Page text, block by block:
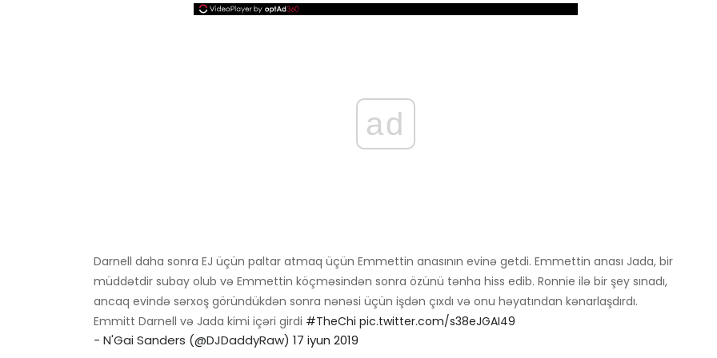
ad
Darnell daha sonra EJ üçün paltar atmaq üçün Emmettin anasının evinə getdi. Emmettin anası Jada, bir
müddətdir subay olub və Emmettin köçməsindən sonra özünü tənha hiss edib. Ronnie ilə bir şey sınadı,
ancaq evində sərxoş göründükdən sonra nənəsi üçün işdən çıxdı və onu həyatından kənarlaşdırdı.
Emmitt Darnell və Jada kimi içəri girdi #TheChi pic.twitter.com/s38eJGAI49
- N'Gai Sanders (@DJDaddyRaw) 17 iyun 2019